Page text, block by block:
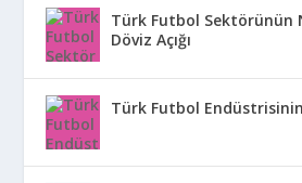
Türk Futbol Sektörünün
Döviz Açığı
Türk Futbol